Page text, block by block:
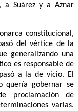
a Suárez y a Aznar
constitucional,
del vértice de la
generalizando una
es responsable de
a la de vicio. El
quería gobernar se
proclamación de
varias.